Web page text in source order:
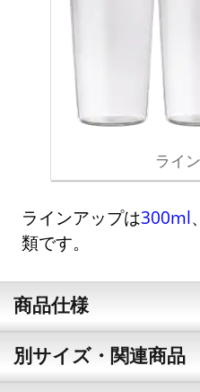
ライ
ラインアップは300ml
類です。
商品仕様
別サイズ・関連商品